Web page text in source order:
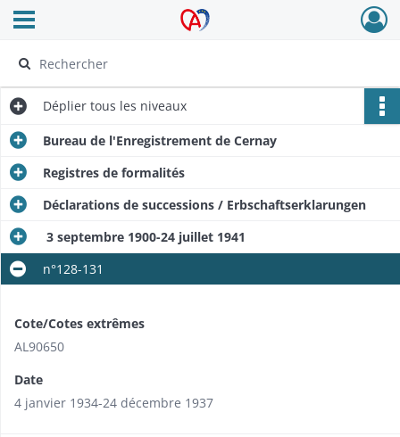
Archives Alsace - Colmar
Ouvrir le menu déroulant
Déplier tous les niveaux
Bureau de l'Enregistrement de Cernay
Registres de formalités
Déclarations de successions / Erbschaftserklarungen
3 septembre 1900-24 juillet 1941
n°128-131
Cote/Cotes extrêmes
AL90650
Date
4 janvier 1934-24 décembre 1937